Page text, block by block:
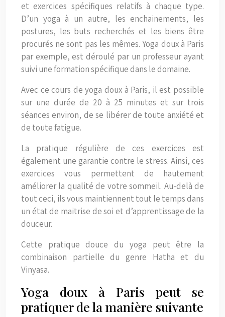
et exercices spécifiques relatifs à chaque type.
D’un yoga à un autre, les enchainements, les
postures, les buts recherchés et les biens être
procurés ne sont pas les mêmes. Yoga doux à Paris
par exemple, est déroulé par un professeur ayant
suivi une formation spécifique dans le domaine.
Avec ce cours de yoga doux à Paris, il est possible
sur une durée de 20 à 25 minutes et sur trois
séances environ, de se libérer de toute anxiété et
de toute fatigue.
La pratique régulière de ces exercices est
également une garantie contre le stress. Ainsi, ces
exercices vous permettent de hautement
améliorer la qualité de votre sommeil. Au-delà de
tout ceci, ils vous maintiennent tout le temps dans
un état de maitrise de soi et d’apprentissage de la
douceur.
Cette pratique douce du yoga peut être la
combinaison partielle du genre Hatha et du
Vinyasa.
Yoga doux à Paris peut se
pratiquer de la manière suivante